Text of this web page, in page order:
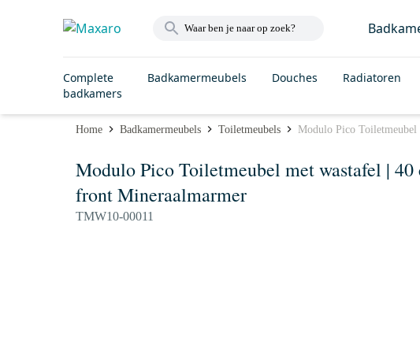
Complete
badkamers
Badkamermeubels Douches Radiatoren
Home Badkamermeubels Toiletmeubels Modulo Pico
Modulo Pico Toiletmeubel met wastafel |
front Mineraalmarmer
TMW10-00011